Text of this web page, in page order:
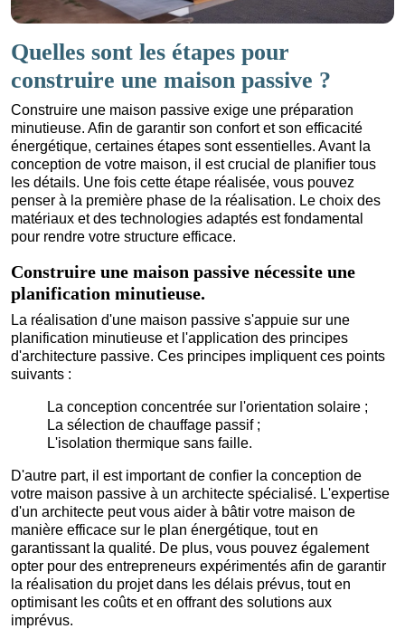
Quelles sont les étapes pour
construire une maison passive ?
Construire une maison passive exige une préparation
minutieuse. Afin de garantir son confort et son efficacité
énergétique, certaines étapes sont essentielles. Avant la
conception de votre maison, il est crucial de planifier tous
les détails. Une fois cette étape réalisée, vous pouvez
penser à la première phase de la réalisation. Le choix des
matériaux et des technologies adaptés est fondamental
pour rendre votre structure efficace.
Construire une maison passive nécessite une
planification minutieuse.
La réalisation d'une maison passive s'appuie sur une
planification minutieuse et l'application des principes
d'architecture passive. Ces principes impliquent ces points
suivants :
La conception concentrée sur l'orientation solaire ;
La sélection de chauffage passif ;
L'isolation thermique sans faille.
D'autre part, il est important de confier la conception de
votre maison passive à un architecte spécialisé. L'expertise
d'un architecte peut vous aider à bâtir votre maison de
manière efficace sur le plan énergétique, tout en
garantissant la qualité. De plus, vous pouvez également
opter pour des entrepreneurs expérimentés afin de garantir
la réalisation du projet dans les délais prévus, tout en
optimisant les coûts et en offrant des solutions aux
imprévus.